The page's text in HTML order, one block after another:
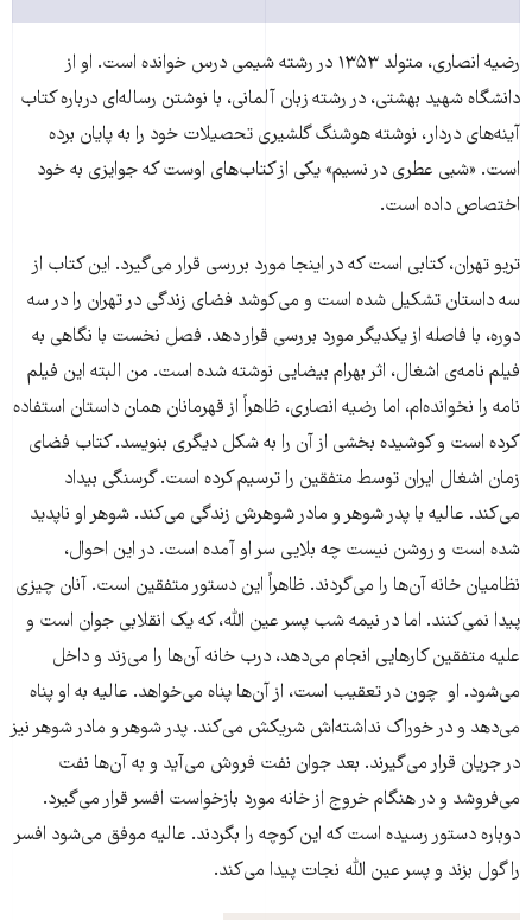
رضیه انصاری، متولد ۱۳۵۳ در رشته شیمی درس خوانده است. او از
دانشگاه شهید بهشتی، در رشته زبان آلمانی، با نوشتن رساله‌ای درباره کتاب
آینه‌های دردار، نوشته هوشنگ گلشیری تحصیلات خود را به پایان برده
است. «شبی عطری در نسیم» یکی از کتاب‌های اوست که جوایزی به خود
اختصاص داده است.
تریو تهران، کتابی است که در اینجا مورد بررسی قرار می‌گیرد. این کتاب از
سه داستان تشکیل شده است و می‌کوشد فضای زندگی در تهران را در سه
دوره، با فاصله از یکدیگر مورد بررسی قرار دهد. فصل نخست با نگاهی به
فیلم نامه‌ی اشغال، اثر بهرام بیضایی نوشته شده است. من البته این فیلم
نامه را نخوانده‌ام، اما رضیه انصاری، ظاهراً از قهرمانان همان داستان استفاده
کرده است و کوشیده بخشی از آن را به شکل دیگری بنویسد. کتاب فضای
زمان اشغال ایران توسط متفقین را ترسیم کرده است. گرسنگی بیداد
می‌کند. عالیه با پدر شوهر و مادر شوهرش زندگی می‌کند. شوهر او ناپدید
شده است و روشن نیست چه بلایی سر او آمده است. در این احوال،
نظامیان خانه آن‌ها را می‌گردند. ظاهراً این دستور متفقین است. آنان چیزی
پیدا نمی‌کنند. اما در نیمه شب پسر عین الله، که یک انقلابی جوان است و
علیه متفقین کارهایی انجام می‌دهد، درب خانه آن‌ها را می‌زند و داخل
می‌شود. او چون در تعقیب است، از آن‌ها پناه می‌خواهد. عالیه به او پناه
می‌دهد و در خوراک نداشته‌اش شریکش می‌کند. پدر شوهر و مادر شوهر نیز
در جریان قرار می‌گیرند. بعد جوان نفت فروش می‌آید و به آن‌ها نفت
می‌فروشد و در هنگام خروج از خانه مورد بازخواست افسر قرار می‌گیرد.
دوباره دستور رسیده است که این کوچه را بگردند. عالیه موفق می‌شود افسر
را گول بزند و پسر عین الله نجات پیدا می‌کند.